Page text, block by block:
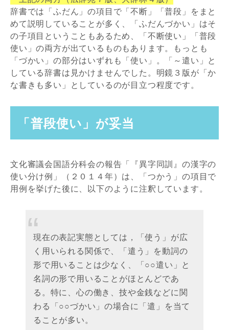
辞書では「ふだん」の項目で「不断」「普段」をまと
めて説明していることが多く、「ふだんづかい」はそ
の子項目ということもあるため、「不断使い」「普段
使い」の両方が出ているものもあります。もっとも
「づかい」の部分はいずれも「使い」。「～遣い」と
している辞書は見かけませんでした。明鏡３版が「か
な書きも多い」としているのが目立つ程度です。
「普段使い」が妥当
文化審議会国語分科会の報告「『異字同訓』の漢字の
使い分け例」（２０１４年）は、「つかう」の項目で
用例を挙げた後に、以下のように注釈しています。
現在の表記実態としては，「使う」が広
く用いられる関係で、「遣う」を動詞の
形で用いることは少なく、「○○遣い」と
名詞の形で用いることがほとんどであ
る。特に、心の働き、技や金銭などに関
わる「○○づかい」の場合に「遣」を当て
ることが多い。